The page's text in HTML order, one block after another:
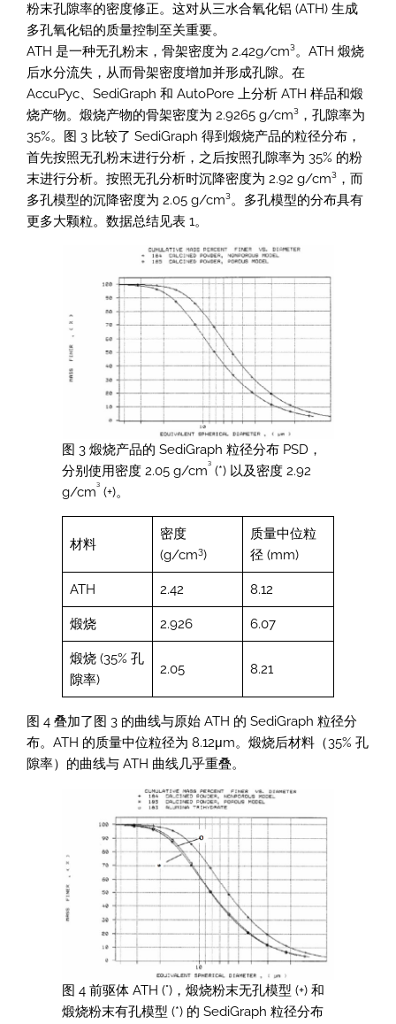
粉末孔隙率的密度修正。这对从三水合氧化铝 (ATH) 生成
多孔氧化铝的质量控制至关重要。
ATH 是一种无孔粉末，骨架密度为 2.42g/cm³。ATH 煅烧
后水分流失，从而骨架密度增加并形成孔隙。在
AccuPyc、SediGraph 和 AutoPore 上分析 ATH 样品和煅
烧产物。煅烧产物的骨架密度为 2.9265 g/cm³，孔隙率为
35%。图 3 比较了 SediGraph 得到煅烧产品的粒径分布，
首先按照无孔粉末进行分析，之后按照孔隙率为 35% 的粉
末进行分析。按照无孔分析时沉降密度为 2.92 g/cm³，而
多孔模型的沉降密度为 2.05 g/cm³。多孔模型的分布具有
更多大颗粒。数据总结见表 1。
图 3 煅烧产品的 SediGraph 粒径分布 PSD，
分别使用密度 2.05 g/cm³ (*) 以及密度 2.92
g/cm³ (+)。
材料
密度
(g/cm3)
质量中位粒
径 (mm)
ATH 2.42 8.12
煅烧 2.926 6.07
煅烧 (35% 孔
隙率)
2.05 8.21
图 4 叠加了图 3 的曲线与原始 ATH 的 SediGraph 粒径分
布。ATH 的质量中位粒径为 8.12μm。煅烧后材料（35% 孔
隙率）的曲线与 ATH 曲线几乎重叠。
图 4 前驱体 ATH (°)，煅烧粉末无孔模型 (+) 和
煅烧粉末有孔模型 (*) 的 SediGraph 粒径分布